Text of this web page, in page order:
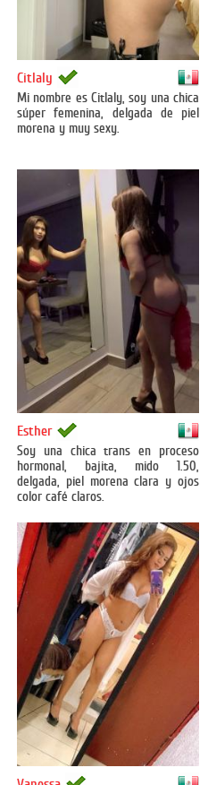
Citlaly
Mi nombre es Citlaly, soy una chica
súper femenina, delgada de piel
morena y muy sexy.
Esther
Soy una chica trans en proceso
hormonal, bajita, mido 1.50,
delgada, piel morena clara y ojos
color café claros.